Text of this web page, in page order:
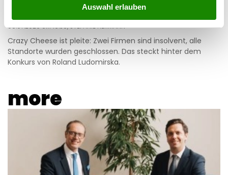
Auswahl erlauben
08.07.2026 UM 16:30,STEFANIE HERMANN
Crazy Cheese ist pleite: Zwei Firmen sind insolvent, alle
Standorte wurden geschlossen. Das steckt hinter dem
Konkurs von Roland Ludomirska.
more